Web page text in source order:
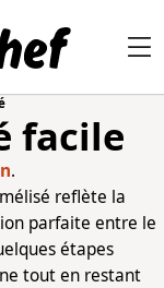
facile
.
reflète la
parfaite entre le
étapes
tout en restant